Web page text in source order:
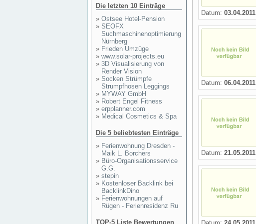
Die letzten 10 Einträge
» Ostsee Hotel-Pension
» SEOFX
Suchmaschinenoptimierung
Nürnberg
» Frieden Umzüge
» www.solar-projects.eu
» 3D Visualisierung von
Render Vision
» Socken Strümpfe
Strumpfhosen Leggings
» MYWAY GmbH
» Robert Engel Fitness
» erpplanner.com
» Medical Cosmetics & Spa
Die 5 beliebtesten Einträge
» Ferienwohnung Dresden -
Maik L. Borchers
» Büro-Organisationsservice
G.G.
» stepin
» Kostenloser Backlink bei
BacklinkDino
» Ferienwohnungen auf
Rügen - Ferienresidenz Ru
TOP-5 Liste Bewertungen
Datum: 03.04.2011
Datum: 06.04.2011
Datum: 21.05.2011